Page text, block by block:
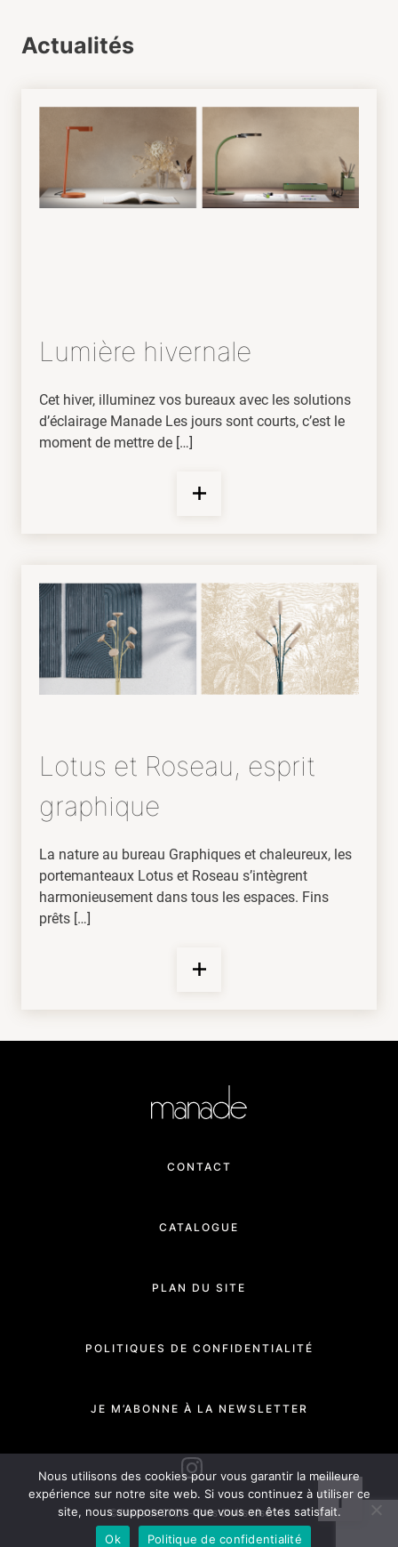
Actualités
Lumière hivernale
Cet hiver, illuminez vos bureaux avec les solutions
d’éclairage Manade Les jours sont courts, c’est le
moment de mettre de […]
Lotus et Roseau, esprit
graphique
La nature au bureau Graphiques et chaleureux, les
portemanteaux Lotus et Roseau s’intègrent
harmonieusement dans tous les espaces. Fins
prêts […]
CONTACT
CATALOGUE
PLAN DU SITE
POLITIQUES DE CONFIDENTIALITÉ
JE M’ABONNE À LA NEWSLETTER
© Manade 2020 - Tous droits réservés
Nous utilisons des cookies pour vous garantir la meilleure
expérience sur notre site web. Si vous continuez à utiliser ce
site, nous supposerons que vous en êtes satisfait.
Ok
Politique de confidentialité